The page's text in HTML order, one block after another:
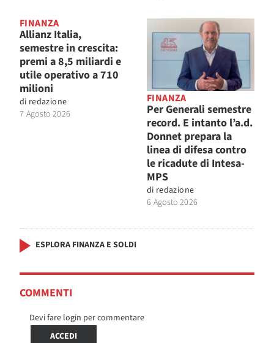
FINANZA
Allianz Italia,
semestre in crescita:
premi a 8,5 miliardi e
utile operativo a 710
milioni
di redazione
7 Agosto 2026
FINANZA
Per Generali semestre
record. E intanto l’a.d.
Donnet prepara la
linea di difesa contro
le ricadute di Intesa-
MPS
di redazione
6 Agosto 2026
ESPLORA FINANZA E SOLDI
COMMENTI
Devi fare login per commentare
ACCEDI